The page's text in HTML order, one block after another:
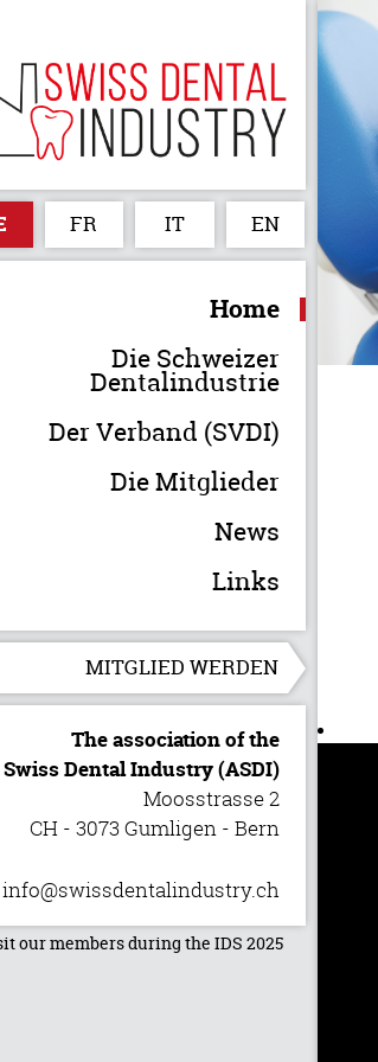
FR IT EN
Home
Die Schweizer
Dentalindustrie
Der Verband (SVDI)
Die Mitglieder
News
Links
MITGLIED WERDEN
The association of the
Swiss Dental Industry (ASDI)
Moosstrasse 2
CH - 3073 Gumligen - Bern
info@swissdentalindustry.ch
our members during the IDS 2025